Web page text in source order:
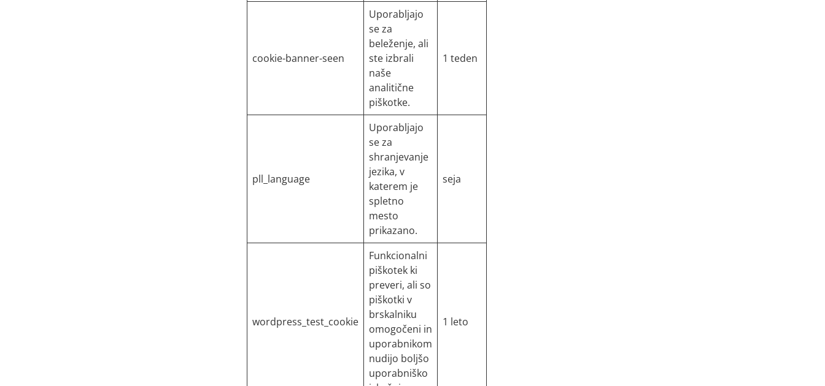
cookie-banner-seen
Uporabljajo
se za
beleženje, ali
ste izbrali
naše
analitične
piškotke.
1 teden
pll_language
Uporabljajo
se za
shranjevanje
jezika, v
katerem je
spletno
mesto
prikazano.
seja
wordpress_test_cookie
Funkcionalni
piškotek ki
preveri, ali so
piškotki v
brskalniku
omogočeni in
uporabnikom
nudijo boljšo
uporabniško
1 leto